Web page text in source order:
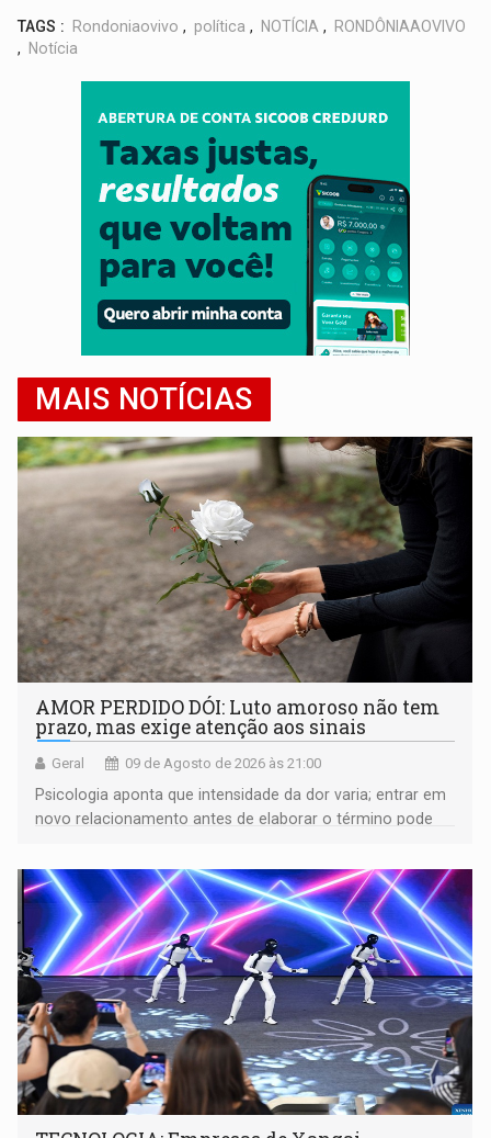
TAGS : Rondoniaovivo , política , NOTÍCIA ,
RONDÔNIAAOVIVO
,
Notícia
MAIS NOTÍCIAS
AMOR PERDIDO DÓI: Luto amoroso não tem
prazo, mas exige atenção aos sinais
Geral 09 de Agosto de 2026 às 21:00
Psicologia aponta que intensidade da dor varia; entrar em
novo relacionamento antes de elaborar o término pode